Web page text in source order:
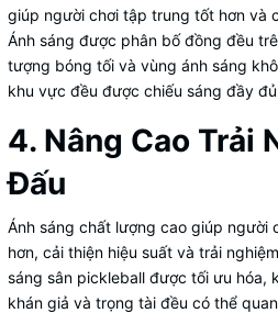
giúp người chơi tập trung tốt hơn và
Ánh sáng được phân bố đồng đều
tượng bóng tối và vùng ánh sáng
khu vực đều được chiếu sáng đầy
4. Nâng Cao Trải
Đấu
Ánh sáng chất lượng cao giúp người
hơn, cải thiện hiệu suất và trải
sáng sân pickleball được tối ưu hóa,
khán giả và trọng tài đều có thể